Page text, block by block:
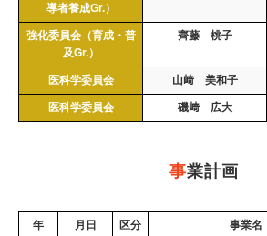
導者養成Gr.）
強化委員会（育成・普
及Gr.）
齊藤 桃子
医科学委員会 山﨑 美和子
医科学委員会 磯﨑 広大
事業計画
年 月日 区分 事業名